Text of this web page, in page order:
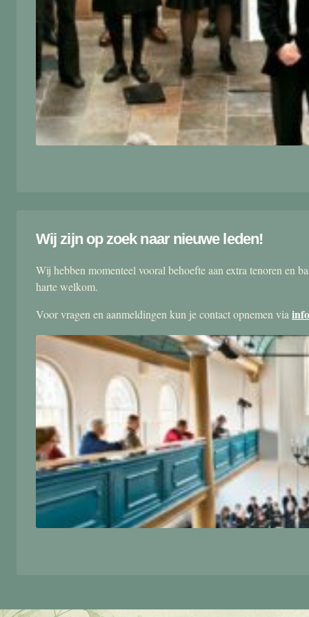
Wij zijn op zoek naar nieuwe leden!
Wij hebben momenteel vooral behoefte aan extra tenoren en
harte welkom.
Voor vragen en aanmeldingen kun je contact opnemen via